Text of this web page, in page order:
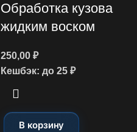
Обработка кузова
жидким воском
250,00 ₽
Кешбэк: до 25 ₽
В корзину